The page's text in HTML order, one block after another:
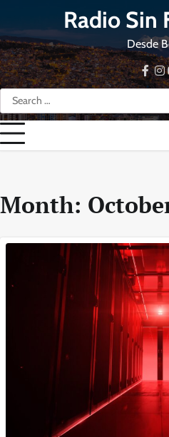
content
Radio Sin
Desde
Search
for:
Month: